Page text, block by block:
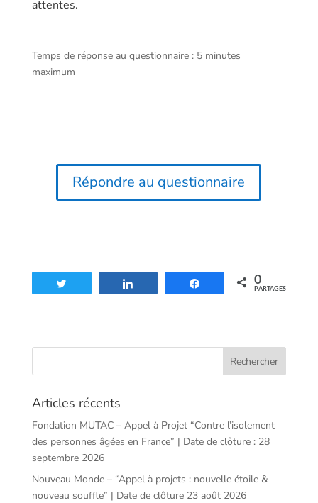
attentes.
Temps de réponse au questionnaire : 5 minutes
maximum
Répondre au questionnaire
Partagez 0
PARTAGES
Articles récents
Fondation MUTAC – Appel à Projet “Contre l’isolement
des personnes âgées en France” | Date de clôture : 28
septembre 2026
Nouveau Monde – “Appel à projets : nouvelle étoile &
nouveau souffle” | Date de clôture 23 août 2026